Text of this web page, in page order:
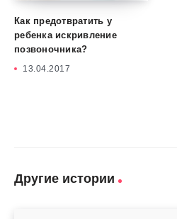
Как предотвратить у
ребенка искривление
позвоночника?
13.04.2017
Другие истории